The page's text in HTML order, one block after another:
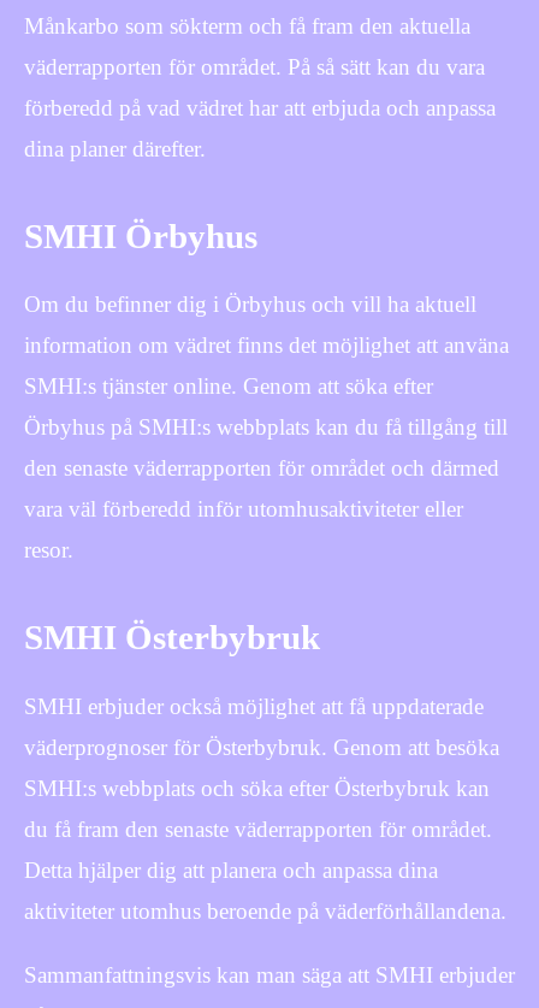
Månkarbo som sökterm och få fram den aktuella
väderrapporten för området. På så sätt kan du vara
förberedd på vad vädret har att erbjuda och anpassa
dina planer därefter.
SMHI Örbyhus
Om du befinner dig i Örbyhus och vill ha aktuell
information om vädret finns det möjlighet att använa
SMHI:s tjänster online. Genom att söka efter
Örbyhus på SMHI:s webbplats kan du få tillgång till
den senaste väderrapporten för området och därmed
vara väl förberedd inför utomhusaktiviteter eller
resor.
SMHI Österbybruk
SMHI erbjuder också möjlighet att få uppdaterade
väderprognoser för Österbybruk. Genom att besöka
SMHI:s webbplats och söka efter Österbybruk kan
du få fram den senaste väderrapporten för området.
Detta hjälper dig att planera och anpassa dina
aktiviteter utomhus beroende på väderförhållandena.
Sammanfattningsvis kan man säga att SMHI erbjuder